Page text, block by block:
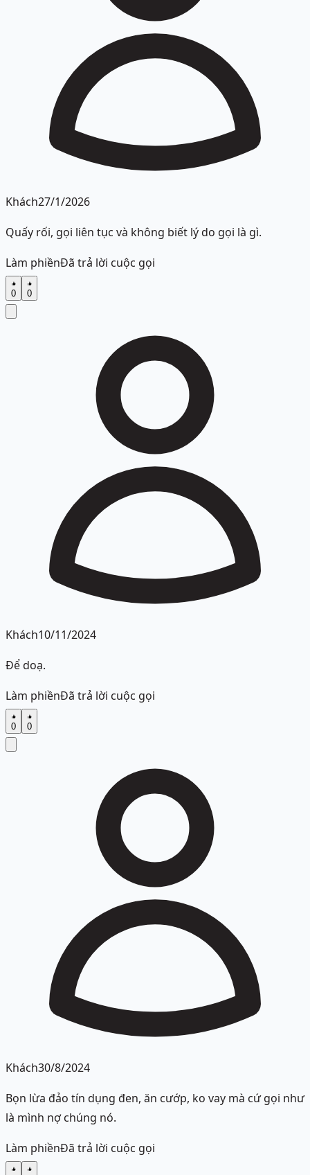
Khách27/1/2026
Quấy rối, gọi liên tục và không biết lý do gọi là gì.
Làm phiềnĐã trả lời cuộc gọi
0 0
Khách10/11/2024
Để doạ.
Làm phiềnĐã trả lời cuộc gọi
0 0
Khách30/8/2024
Bọn lừa đảo tín dụng đen, ăn cướp, ko vay mà cứ gọi như
là mình nợ chúng nó.
Làm phiềnĐã trả lời cuộc gọi